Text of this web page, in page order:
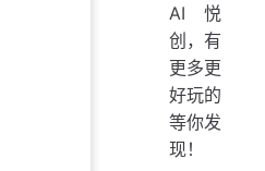
AI悦
创，有
更多更
好玩的
等你发
现！